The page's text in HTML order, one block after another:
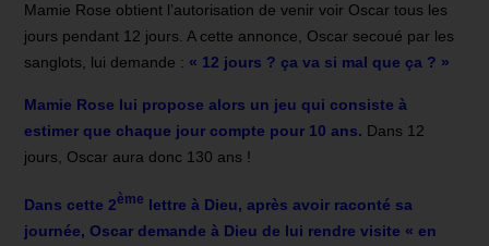
Mamie Rose obtient l’autorisation de venir voir Oscar tous les
jours pendant 12 jours. A cette annonce, Oscar secoué par les
sanglots, lui demande : « 12 jours ? ça va si mal que ça ? »
Mamie Rose lui propose alors un jeu qui consiste à
estimer que chaque jour compte pour 10 ans. Dans 12
jours, Oscar aura donc 130 ans !
Dans cette 2ème lettre à Dieu, après avoir raconté sa
journée, Oscar demande à Dieu de lui rendre visite « en